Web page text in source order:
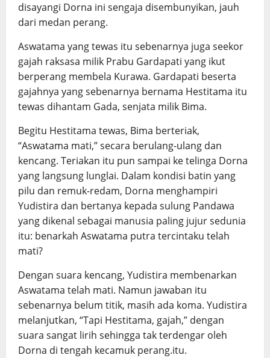
disayangi Dorna ini sengaja disembunyikan, jauh
dari medan perang.
Aswatama yang tewas itu sebenarnya juga seekor
gajah raksasa milik Prabu Gardapati yang ikut
berperang membela Kurawa. Gardapati beserta
gajahnya yang sebenarnya bernama Hestitama itu
tewas dihantam Gada, senjata milik Bima.
Begitu Hestitama tewas, Bima berteriak,
“Aswatama mati,” secara berulang-ulang dan
kencang. Teriakan itu pun sampai ke telinga Dorna
yang langsung lunglai. Dalam kondisi batin yang
pilu dan remuk-redam, Dorna menghampiri
Yudistira dan bertanya kepada sulung Pandawa
yang dikenal sebagai manusia paling jujur sedunia
itu: benarkah Aswatama putra tercintaku telah
mati?
Dengan suara kencang, Yudistira membenarkan
Aswatama telah mati. Namun jawaban itu
sebenarnya belum titik, masih ada koma. Yudistira
melanjutkan, “Tapi Hestitama, gajah,” dengan
suara sangat lirih sehingga tak terdengar oleh
Dorna di tengah kecamuk perang.itu.